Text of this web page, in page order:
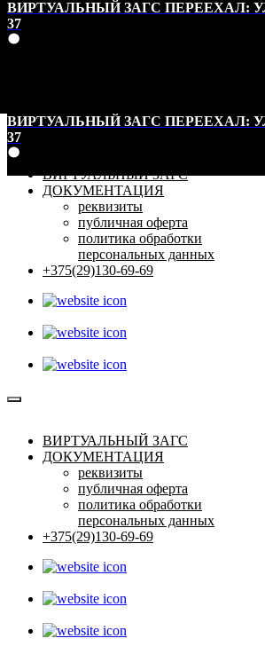
ВИРТУАЛЬНЫЙ ЗАГС
ДОКУМЕНТАЦИЯ
реквизиты
публичная оферта
политика обработки
персональных данных
+375(29)130-69-69
ВИРТУАЛЬНЫЙ ЗАГС
ДОКУМЕНТАЦИЯ
реквизиты
публичная оферта
политика обработки
персональных данных
+375(29)130-69-69
ВИРТУАЛЬНЫЙ ЗАГС ПЕРЕЕХАЛ:
37
ВИРТУАЛЬНЫЙ ЗАГС ПЕРЕЕХАЛ:
37